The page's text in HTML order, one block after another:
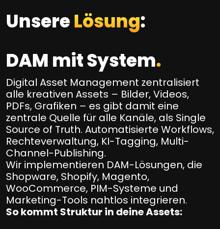
UnsereLösung:
DAM mit System.
Digital Asset Management zentralisiert
alle kreativen Assets – Bilder, Videos,
PDFs, Grafiken – es gibt damit eine
zentrale Quelle für alle Kanäle, als Single
Source of Truth. Automatisierte Workflows,
Rechteverwaltung, KI-Tagging, Multi-
Channel-Publishing.
Wir implementieren DAM-Lösungen, die
Shopware, Shopify, Magento,
WooCommerce, PIM-Systeme und
Marketing-Tools nahtlos integrieren.
So kommt Struktur in deine Assets: